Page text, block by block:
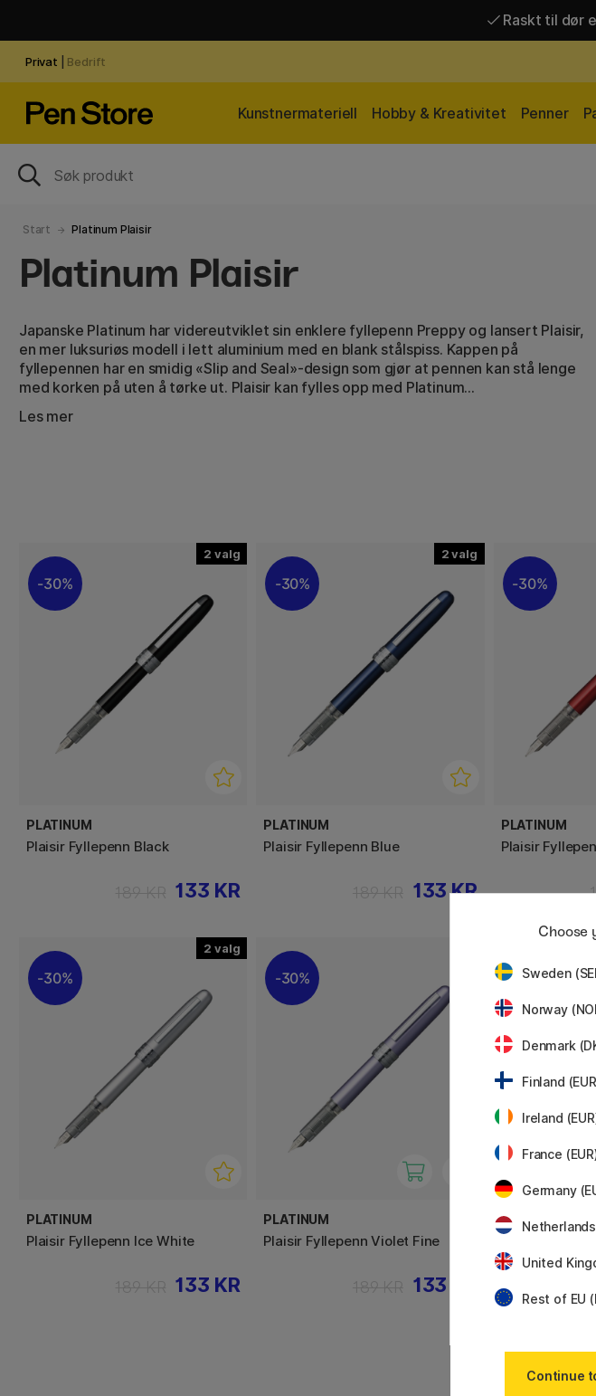
Raskt til dør
Privat Bedrift
Kunstnermateriell Hobby & Kreativitet Penner
Start Platinum Plaisir
Platinum Plaisir
Japanske Platinum har videreutviklet sin enklere fyllepenn Preppy og lansert Plaisir,
en mer luksuriøs modell i lett aluminium med en blank stålspiss. Kappen på
fyllepennen har en smidig «Slip and Seal»-design som gjør at pennen kan stå lenge
med korken på uten å tørke ut. Plaisir kan fylles opp med Platinum
fyllepennpatroner og omformere. En svært prisgunstig fyllepenn!
Les mer
2
30%
PLATINUM
Plaisir Fyllepenn Black
133 KR
2
30%
PLATINUM
Plaisir Fyllepenn Blue
133 KR
30%
PLATINUM
Plaisir
2
30%
PLATINUM
Plaisir Fyllepenn Ice White
133 KR
30%
PLATINUM
Plaisir Fyllepenn Violet Fine
133 KR
30%
PLATINUM
Choose
Sweden
Norway
Denmark
Finland
Ireland
France
Germany
Netherlands
United
Rest of EU
Continue